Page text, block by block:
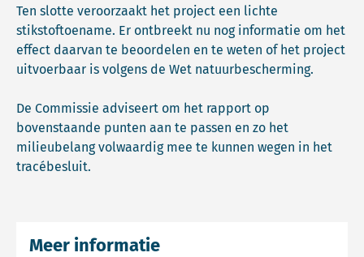
Ten slotte veroorzaakt het project een lichte
stikstoftoename. Er ontbreekt nu nog informatie om het
effect daarvan te beoordelen en te weten of het project
uitvoerbaar is volgens de Wet natuurbescherming.
De Commissie adviseert om het rapport op
bovenstaande punten aan te passen en zo het
milieubelang volwaardig mee te kunnen wegen in het
tracébesluit.
Meer informatie